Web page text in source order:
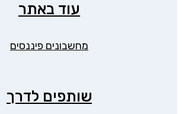
עוד באתר
מחשבונים פיננסים
שותפים לדרך